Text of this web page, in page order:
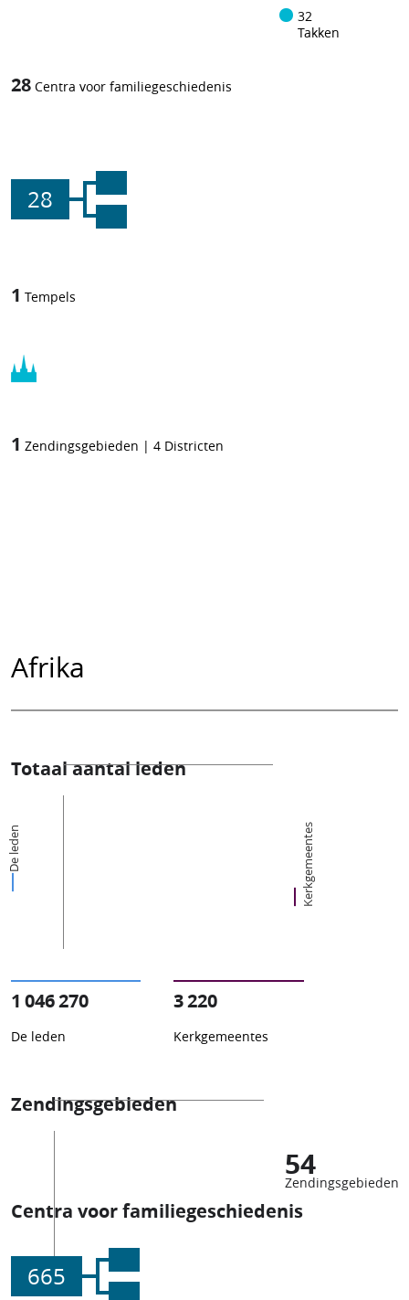
32
Takken
28 Centra voor familiegeschiedenis
28
1 Tempels
1 Zendingsgebieden | 4 Districten
Afrika
Totaal aantal leden
De leden Kerkgemeentes
1 046 270
De leden
3 220
Kerkgemeentes
Zendingsgebieden
54
Zendingsgebieden
Centra voor familiegeschiedenis
665